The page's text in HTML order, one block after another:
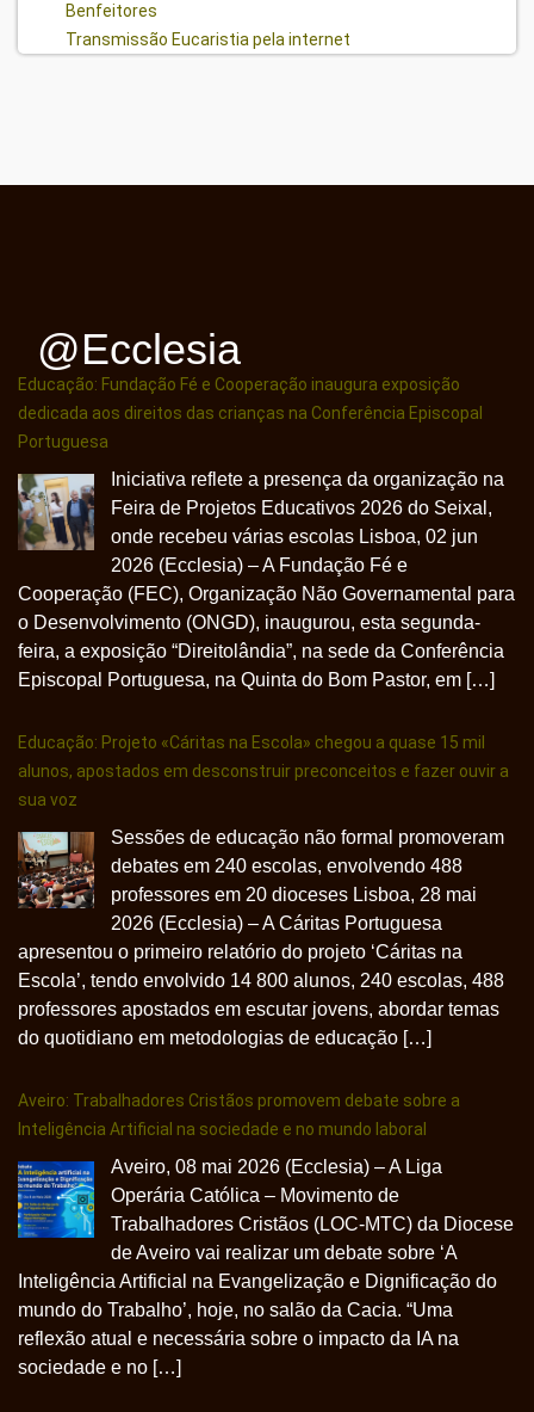
Benfeitores
Transmissão Eucaristia pela internet
@ecclesia
Educação: Fundação Fé e Cooperação inaugura exposição
dedicada aos direitos das crianças na Conferência Episcopal
Portuguesa
Iniciativa reflete a presença da organização na
Feira de Projetos Educativos 2026 do Seixal,
onde recebeu várias escolas Lisboa, 02 jun
2026 (Ecclesia) – A Fundação Fé e
Cooperação (FEC), Organização Não Governamental para
o Desenvolvimento (ONGD), inaugurou, esta segunda-
feira, a exposição “Direitolândia”, na sede da Conferência
Episcopal Portuguesa, na Quinta do Bom Pastor, em […]
Educação: Projeto «Cáritas na Escola» chegou a quase 15 mil
alunos, apostados em desconstruir preconceitos e fazer ouvir a
sua voz
Sessões de educação não formal promoveram
debates em 240 escolas, envolvendo 488
professores em 20 dioceses Lisboa, 28 mai
2026 (Ecclesia) – A Cáritas Portuguesa
apresentou o primeiro relatório do projeto ‘Cáritas na
Escola’, tendo envolvido 14 800 alunos, 240 escolas, 488
professores apostados em escutar jovens, abordar temas
do quotidiano em metodologias de educação […]
Aveiro: Trabalhadores Cristãos promovem debate sobre a
Inteligência Artificial na sociedade e no mundo laboral
Aveiro, 08 mai 2026 (Ecclesia) – A Liga
Operária Católica – Movimento de
Trabalhadores Cristãos (LOC-MTC) da Diocese
de Aveiro vai realizar um debate sobre ‘A
Inteligência Artificial na Evangelização e Dignificação do
mundo do Trabalho’, hoje, no salão da Cacia. “Uma
reflexão atual e necessária sobre o impacto da IA na
sociedade e no […]